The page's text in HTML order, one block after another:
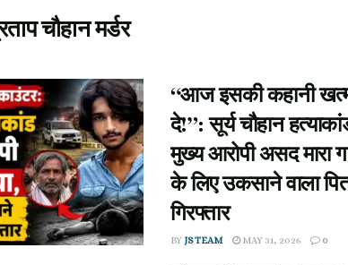
चौहान मर्डर
“आज इसकी कहानी
दे!”: सूर्य चौहान
मुख्य आरोपी असद मारा
के लिए उकसाने वाला
गिरफ्तार
BY JS TEAM MAY 31, 2026 0